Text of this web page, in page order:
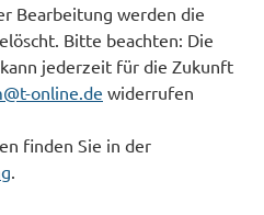
Bearbeitung werden die
Bitte beachten: Die
jederzeit für die Zukunft
online.de widerrufen
finden Sie in der
.